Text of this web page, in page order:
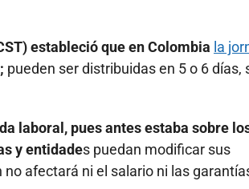
estableció que en Colombia la
pueden ser distribuidas en 5 o 6 días,
laboral, pues antes estaba sobre
y entidades puedan modificar sus
afectará ni el salario ni las